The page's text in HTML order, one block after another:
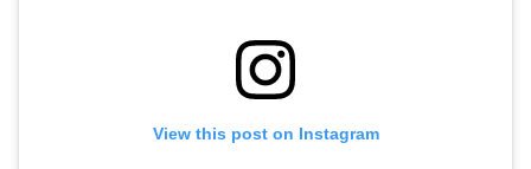
View this post on Instagram